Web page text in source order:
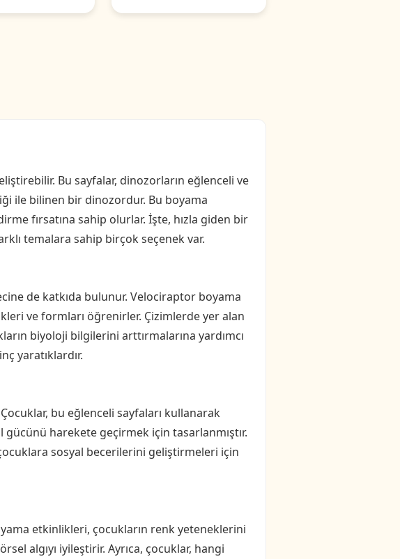
Bu sayfalar, dinozorların eğlenceli ve
ile bilinen bir dinozordur. Bu boyama
fırsatına sahip olurlar. İşte, hızla giden bir
temalara sahip birçok seçenek var.
de katkıda bulunur. Velociraptor boyama
ve formları öğrenirler. Çizimlerde yer alan
biyoloji bilgilerini arttırmalarına yardımcı
yaratıklardır.
bu eğlenceli sayfaları kullanarak
gücünü harekete geçirmek için tasarlanmıştır.
sosyal becerilerini geliştirmeleri için
etkinlikleri, çocukların renk yeteneklerini
algıyı iyileştirir. Ayrıca, çocuklar, hangi